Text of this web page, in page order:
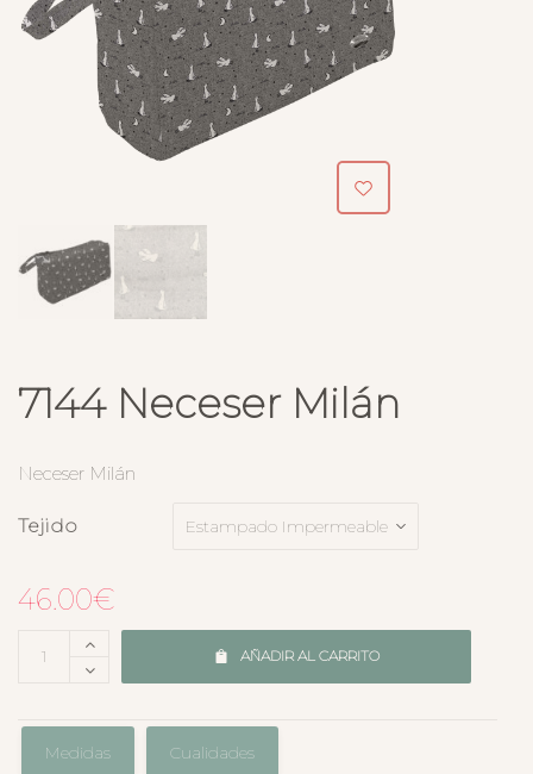
7144 Neceser Milán
Neceser Milán
Tejido
46.00€
AÑADIR AL CARRITO
Medidas Cualidades